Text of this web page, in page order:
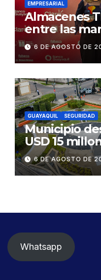
EMPRESARIAL
Almacenes
entre las
influyentes
6 DE AGOSTO DE
GUAYAQUIL SEGURIDAD
Municipio
USD 15
SEGURA
seguridad
6 DE AGOSTO DE
Whatsapp